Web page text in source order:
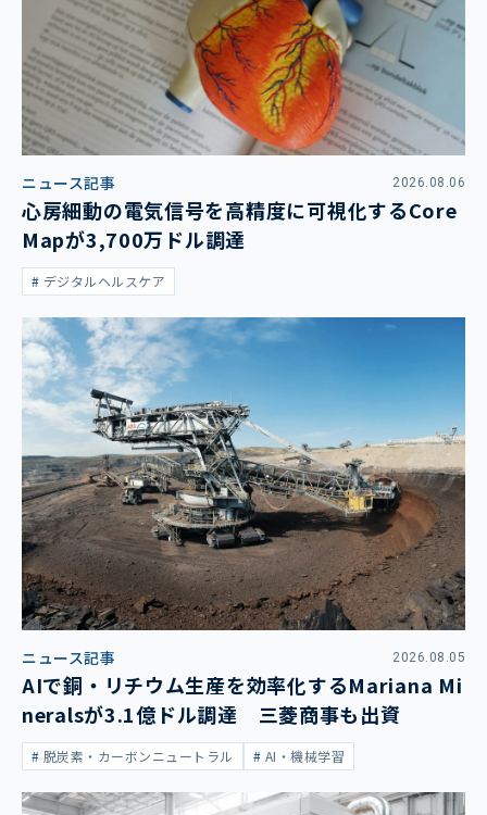
ニュース記事 2026.08.06
心房細動の電気信号を高精度に可視化するCore
Mapが3,700万ドル調達
デジタルヘルスケア
ニュース記事 2026.08.05
AIで銅・リチウム生産を効率化するMariana Mi
neralsが3.1億ドル調達 三菱商事も出資
脱炭素・カーボンニュートラル AI・機械学習